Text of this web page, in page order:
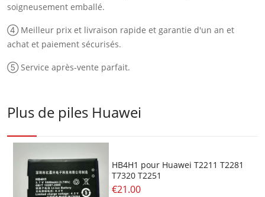
soigneusement emballé.
④ Meilleur prix et livraison rapide et garantie d'un an et
achat et paiement sécurisés.
⑤ Service après-vente parfait.
Plus de piles Huawei
HB4H1 pour Huawei T2211 T2281
T7320 T2251
€21.00